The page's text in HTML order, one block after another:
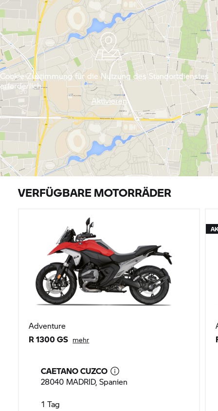
Cookie-Zustimmung für die Nutzung des Standortdienstes
erforderlich.
Aktivieren
VERFÜGBARE MOTORRÄDER
Adventure
R 1300 GS mehr
CAETANO CUZCO
28040 MADRID, Spanien
1 Tag